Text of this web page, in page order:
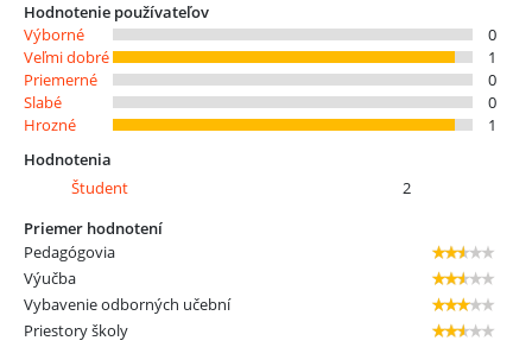
Hodnotenie používateľov
Výborné
0
Veľmi dobré
1
Priemerné
0
Slabé
0
Hrozné
1
Hodnotenia
Študent
2
Priemer hodnotení
Pedagógovia
Výučba
Vybavenie odborných učební
Priestory školy